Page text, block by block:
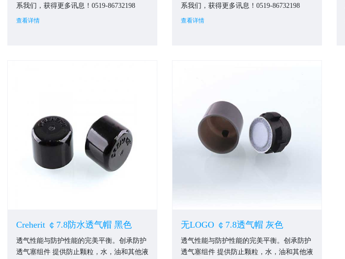
系我们，获得更多讯息！0519-86732198
查看详情
系我们，获得更多讯息！0519-86732198
查看详情
Creherit ￠7.8防水透气帽 黑色
透气性能与防护性能的完美平衡。创承防护
透气塞组件 提供防止颗粒，水，油和其他液
无LOGO ￠7.8透气帽 灰色
透气性能与防护性能的完美平衡。创承防护
透气塞组件 提供防止颗粒，水，油和其他液